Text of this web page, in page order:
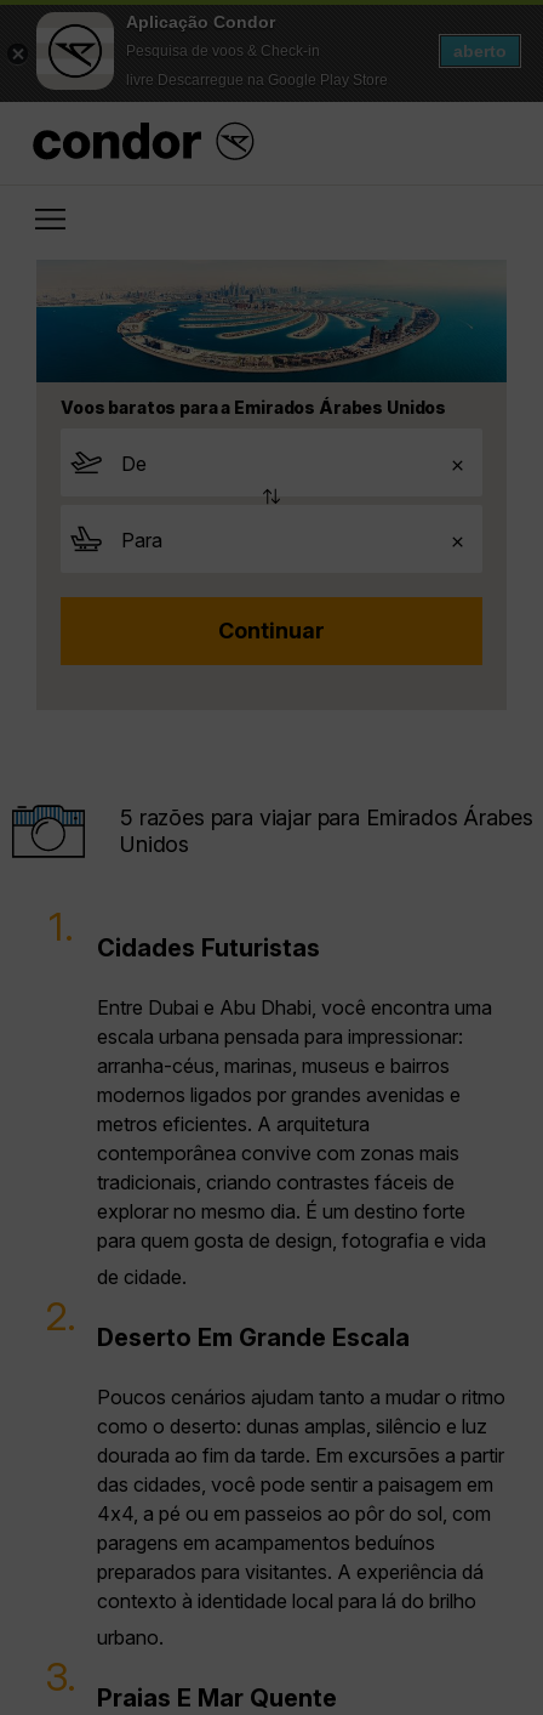
Aplicação Condor
Pesquisa de voos & Check-in
livre Descarregue na Google Play Store
aberto
Voos baratos para a Emirados Árabes Unidos
5 razões para viajar para Emirados Árabes
Unidos
1. Cidades Futuristas
Entre Dubai e Abu Dhabi, você encontra uma
escala urbana pensada para impressionar:
arranha-céus, marinas, museus e bairros
modernos ligados por grandes avenidas e
metros eficientes. A arquitetura
contemporânea convive com zonas mais
tradicionais, criando contrastes fáceis de
explorar no mesmo dia. É um destino forte
para quem gosta de design, fotografia e vida
de cidade.
2. Deserto Em Grande Escala
Poucos cenários ajudam tanto a mudar o ritmo
como o deserto: dunas amplas, silêncio e luz
dourada ao fim da tarde. Em excursões a partir
das cidades, você pode sentir a paisagem em
4x4, a pé ou em passeios ao pôr do sol, com
paragens em acampamentos beduínos
preparados para visitantes. A experiência dá
contexto à identidade local para lá do brilho
urbano.
3. Praias E Mar Quente